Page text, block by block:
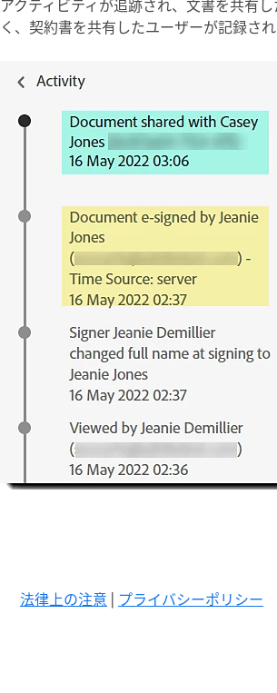
く、契約書を共有したユーザーが記録され
法律上の注意 | プライバシーポリシー